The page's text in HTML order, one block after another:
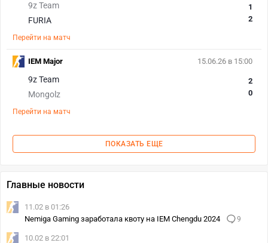
9z Team
FURIA
1
2
Перейти на матч
15.06.26 в 15:00
9z Team
Mongolz
2
0
Перейти на матч
IEM Major
ПОКАЗАТЬ ЕЩЕ
Главные новости
11.02 в 01:26
Nemiga Gaming заработала квоту на IEM Chengdu 2024
9
10.02 в 22:01